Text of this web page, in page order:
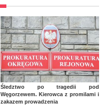
Śledztwo po tragedii pod
Węgorzewem. Kierowca z promilami i
zakazem prowadzenia